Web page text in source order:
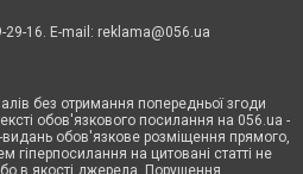
16. E-mail: reklama@056.ua
без отримання попередньої згоди
обов'язкового посилання на 056.ua -
видань обов'язкове розміщення прямого,
гіперпосилання на цитовані статті не
в якості джерела. Порушення